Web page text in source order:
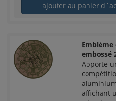
ajouter au panier
Emblème
embossé
Apporte
affichant